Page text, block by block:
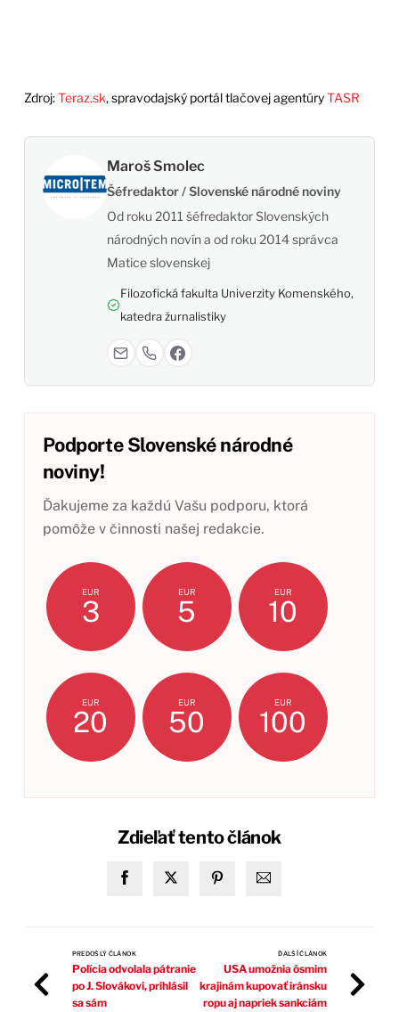
Zdroj:Teraz.sk, spravodajský portál tlačovej agentúryTASR
Maroš Smolec
Šéfredaktor / Slovenské národné noviny
Od roku 2011 šéfredaktor Slovenských
národných novín a od roku 2014 správca
Matice slovenskej
Filozofická fakulta Univerzity Komenského,
katedra žurnalistiky
Podporte Slovenské národné
noviny!
Ďakujeme za každú Vašu podporu, ktorá
pomôže v činnosti našej redakcie.
EUR
3
EUR
5
EUR
10
EUR
20
EUR
50
EUR
100
Zdieľať tento článok
PREDOŠLÝ ČLÁNOK
Polícia odvolala pátranie
po J. Slovákovi, prihlásil
sa sám
ĎALŠÍ ČLÁNOK
USA umožnia ôsmim
krajinám kupovať iránsku
ropu aj napriek sankciám